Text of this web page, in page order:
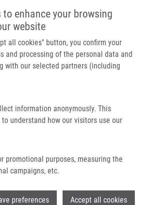
to enhance your browsing
website
all cookies" button, you confirm your
and processing of the personal data and
with our selected partners (including
information anonymously. This
understand how our visitors use our
promotional purposes, measuring the
campaigns, etc.
preferences Accept all cookies
Main
Domů
Partner institutions
Technologie a služby
Kontakt
And a Look At Specific Proteins: Rho GDP-
Y-box Binding Protein 1, And HSP70/90 Organizing
Application
and a look at
Rho GDP-
2, Y-box
1, and HSP70/90
in proteomics